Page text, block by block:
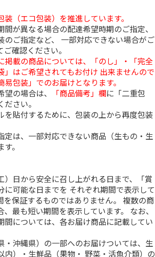
（エコ包装）を推進しています。
が異なる場合の配達希望時期のご指定、
のご指定など、 一部対応できない場合がご
確認ください。
載の商品については、「のし」・「完全
」はご希望されてもお付け 出来ませんので
包装」でのお届けとなります。
の場合は、
「商品備考」欄に「二重包
さい。
を貼付するために、包装の上から再度包装
は、一部対応できない商品（生もの・生
す。
日から安全に召し上がれる日まで、「賞
に可能な日までを それぞれ期間で表示して
を保証するものではありません。 複数の商
最も短い期間を表示しています。 なお、
間については、各お届け商品に記載してい
沖縄県）の一部へのお届けついては、生
内）・生鮮品（果物・ 野菜・活魚介類）の